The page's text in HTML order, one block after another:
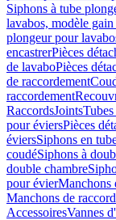
Siphons à tube
lavabos, modèle
plongeur pour
encastrerPièces
de lavaboPièces
de raccordement
raccordement
RaccordsJoints
pour éviersPièces
éviersSiphons en
coudéSiphons à
double chambre
pour évierManchons
Manchons de
AccessoiresVannes